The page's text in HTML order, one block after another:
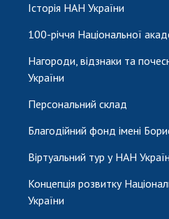
Історія НАН України
100-річчя Національної
Нагороди, відзнаки та
України
Персональний склад
Благодійний фонд імені
Віртуальний тур у НАН
Концепція розвитку
України